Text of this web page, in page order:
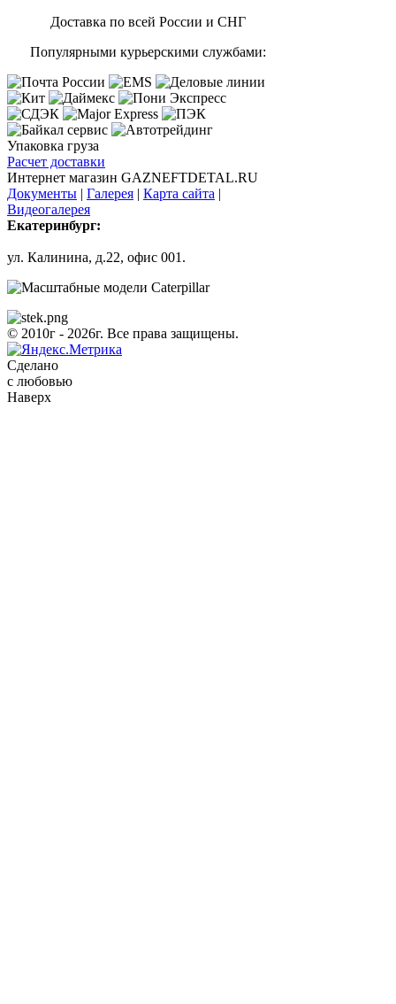
Доставка по всей России и СНГ
Популярными курьерскими службами:
Упаковка груза
Расчет доставки
Интернет магазин GAZNEFTDETAL.RU
Документы | Галерея | Карта сайта |
Видеогалерея
Екатеринбург:
ул. Калинина, д.22, офис 001.
© 2010г - 2026г. Все права защищены.
Сделано
с любовью
Наверх